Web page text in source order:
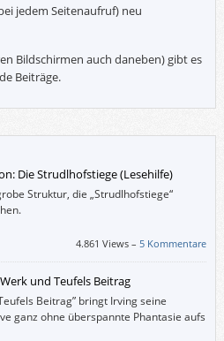
jedem Seitenaufruf) neu
Bildschirmen auch daneben) gibt es
Beiträge.
Die Strudlhofstiege (Lesehilfe)
Struktur, die „Strudlhofstiege“
4.861 Views – 5 Kommentare
und Teufels Beitrag
Beitrag” bringt Irving seine
ganz ohne überspannte Phantasie aufs